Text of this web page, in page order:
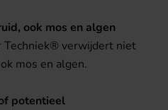
ook mos en algen
Techniek® verwijdert niet
mos en algen.
potentieel